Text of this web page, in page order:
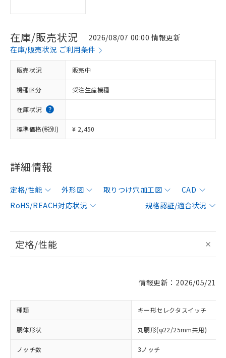
在庫/販売状況
2026/08/07 00:00 情報更新
在庫/販売状況 ご利用条件
販売状況 販売中
機種区分 受注生産機種
在庫状況
標準価格(税別) ¥ 2,450
詳細情報
定格/性能 外形図 取りつけ穴加工図
CAD
RoHS/REACH対応状況
規格認証/適合状況
定格/性能
情報更新：2026/05/21
種類 キー形セレクタスイッチ
胴体形状 丸胴形(φ22/25mm共用)
ノッチ数 3ノッチ